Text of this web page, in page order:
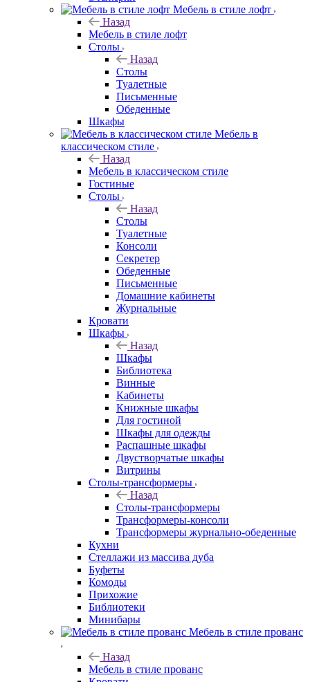
Мебель в стиле лофт
Назад
Мебель в стиле лофт
Столы
Назад
Столы
Туалетные
Письменные
Обеденные
Шкафы
Мебель в
классическом стиле
Назад
Мебель в классическом стиле
Гостиные
Столы
Назад
Столы
Туалетные
Консоли
Секретер
Обеденные
Письменные
Домашние кабинеты
Журнальные
Кровати
Шкафы
Назад
Шкафы
Библиотека
Винные
Кабинеты
Книжные шкафы
Для гостиной
Шкафы для одежды
Распашные шкафы
Двустворчатые шкафы
Витрины
Столы-трансформеры
Назад
Столы-трансформеры
Трансформеры-консоли
Трансформеры журнально-обеденные
Кухни
Стеллажи из массива дуба
Буфеты
Комоды
Прихожие
Библиотеки
Минибары
Мебель в стиле прованс
Назад
Мебель в стиле прованс